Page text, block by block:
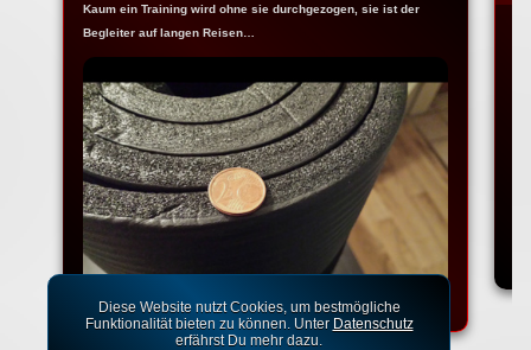
Kaum ein Training wird ohne sie durchgezogen, sie ist der
Begleiter auf langen Reisen…
Diese Website nutzt Cookies, um bestmögliche
Funktionalität bieten zu können. Unter Datenschutz
erfährst Du mehr dazu.